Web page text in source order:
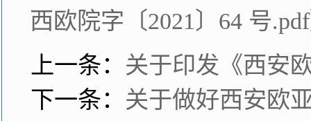
西欧院字〔2021〕64 号.pdf
上一条： 关于印发《西安
下一条： 关于做好西安欧